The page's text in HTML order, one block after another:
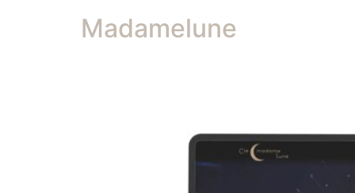
Madamelune